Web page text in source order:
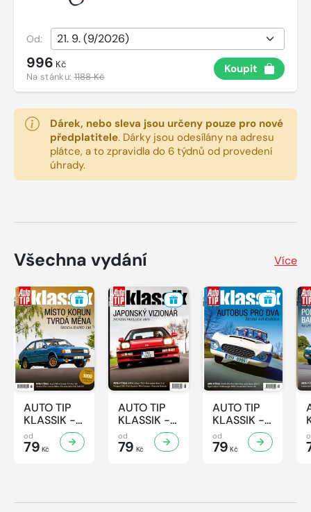
Od:
996 Kč
Na stánku:1188 Kč
Koupit
Dárek, nebo sleva jsou určeny pouze pro nové
předplatitele. Dárky jsou odesílány na adresu
plátce, a to zpravidla do 6 týdnů od provedení
úhrady.
Všechna vydání Více
AUTO TIP
KLASSIK -
7/2026
od
79 Kč
AUTO TIP
KLASSIK -
6/2026
od
79 Kč
AUTO TIP
KLASSIK -
5/2026
od
79 Kč